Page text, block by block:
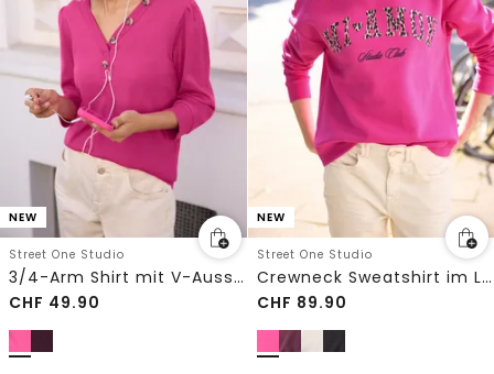
NEW
Street One Studio
3/4-Arm Shirt mit V-Ausschnitt und Knöpfen
CHF 49.90
NEW
Street One Studio
Crewneck Sweatshirt im Loose Fit
CHF 89.90